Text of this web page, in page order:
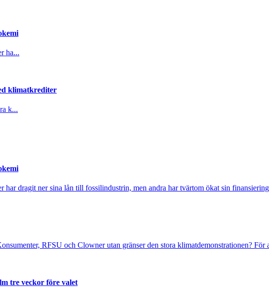
ha...
klimatkrediter
k...
har dragit ner sina lån till fossilindustrin, men andra har tvärtom ökat sin
RFSU och Clowner utan gränser den stora klimatdemonstrationen? För
tre veckor före valet